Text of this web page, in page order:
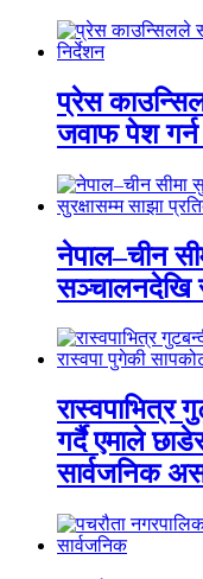
प्रेस
जवाफ पेश गर्न
नेपाल–चीन
सञ्चालनदेखि
रास्वपाभित्र
गर्दै एमाले
सार्वजनिक